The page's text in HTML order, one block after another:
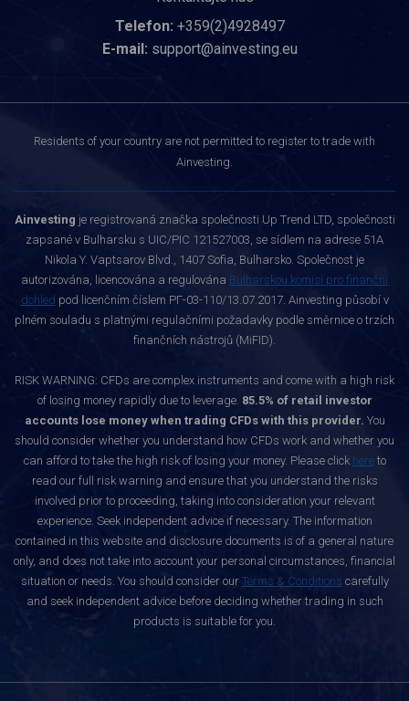
Telefon: +359(2)4928497
E-mail: support@ainvesting.eu
Residents of your country are not permitted to register to trade with
Ainvesting.
Ainvesting je registrovaná značka společnosti Up Trend LTD, společnosti
zapsané v Bulharsku s UIC/PIC 121527003, se sídlem na adrese 51A
Nikola Y. Vaptsarov Blvd., 1407 Sofia, Bulharsko. Společnost je
autorizována, licencována a regulována Bulharskou komisí pro finanční
dohled pod licenčním číslem РГ-03-110/13.07.2017. Ainvesting působí v
plném souladu s platnými regulačními požadavky podle směrnice o trzích
finančních nástrojů (MiFID).
RISK WARNING: CFDs are complex instruments and come with a high risk
of losing money rapidly due to leverage. 85.5% of retail investor
accounts lose money when trading CFDs with this provider. You
should consider whether you understand how CFDs work and whether you
can afford to take the high risk of losing your money. Please click hereto
read our full risk warning and ensure that you understand the risks
involved prior to proceeding, taking into consideration your relevant
experience. Seek independent advice if necessary. The information
contained in this website and disclosure documents is of a general nature
only, and does not take into account your personal circumstances, financial
situation or needs. You should consider our Terms & Conditions carefully
and seek independent advice before deciding whether trading in such
products is suitable for you.